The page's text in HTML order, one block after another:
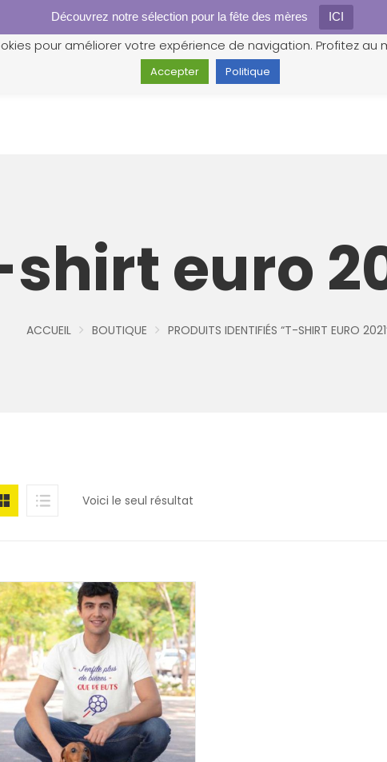
Découvrez notre sélection pour la fête des mères ICI
euro
ACCUEIL BOUTIQUE PRODUITS IDENTIFIÉS “T-SHIRT EURO
Voici le seul résultat
Gestion des cookies
pour améliorer votre expérience de navigation. Profitez
Accepter Politique